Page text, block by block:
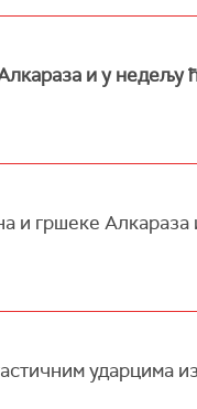
и у недељу
и гршеке Алкараза
ударцима